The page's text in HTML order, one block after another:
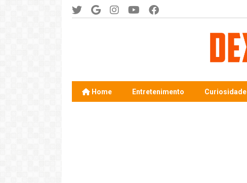
Home Entretenimento Curiosidade